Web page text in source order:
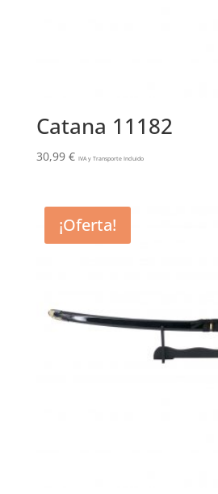
Catana 11182
30,99 € IVA y Transporte Incluido
¡Oferta!